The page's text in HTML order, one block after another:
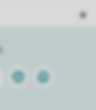
LinkedinSpotify